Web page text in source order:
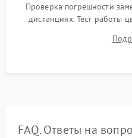
Проверка погрешности
дистанциях. Тест работы
термограмм в память и
автономности работы и
FAQ. Ответы на